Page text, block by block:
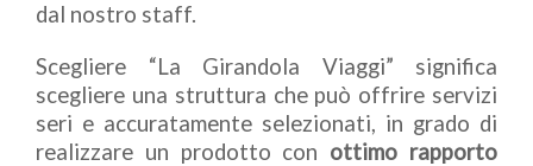
dal nostro staff.
Scegliere “La Girandola Viaggi” significa
scegliere una struttura che può offrire servizi
seri e accuratamente selezionati, in grado di
realizzare un prodotto con ottimo rapporto